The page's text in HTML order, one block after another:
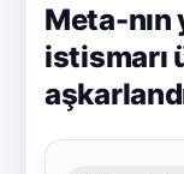
Meta-nın
istismarı